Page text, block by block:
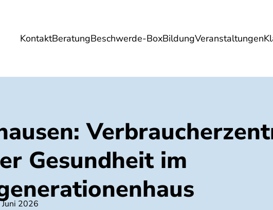
KontaktBeratungBeschwerde-BoxBildungVeranstaltungen
Umwelt Gesundheit Energie
Gesundheit im
2026